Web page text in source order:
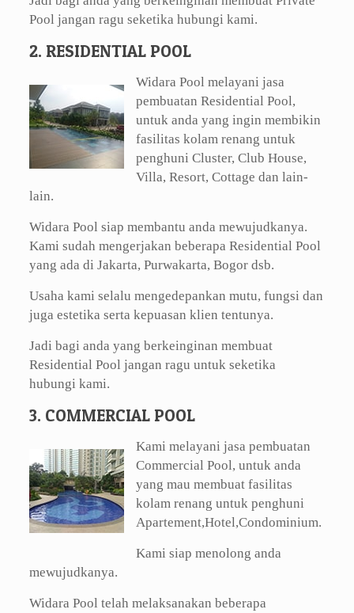
Pool jangan ragu seketika hubungi kami.
2. RESIDENTIAL POOL
Widara Pool melayani jasa
pembuatan Residential Pool,
untuk anda yang ingin membikin
fasilitas kolam renang untuk
penghuni Cluster, Club House,
Villa, Resort, Cottage dan lain-
lain.
Widara Pool siap membantu anda mewujudkanya.
Kami sudah mengerjakan beberapa Residential Pool
yang ada di Jakarta, Purwakarta, Bogor dsb.
Usaha kami selalu mengedepankan mutu, fungsi dan
juga estetika serta kepuasan klien tentunya.
Jadi bagi anda yang berkeinginan membuat
Residential Pool jangan ragu untuk seketika
hubungi kami.
3. COMMERCIAL POOL
Kami melayani jasa pembuatan
Commercial Pool, untuk anda
yang mau membuat fasilitas
kolam renang untuk penghuni
Apartement,Hotel,Condominium.
Kami siap menolong anda
mewujudkanya.
Widara Pool telah melaksanakan beberapa